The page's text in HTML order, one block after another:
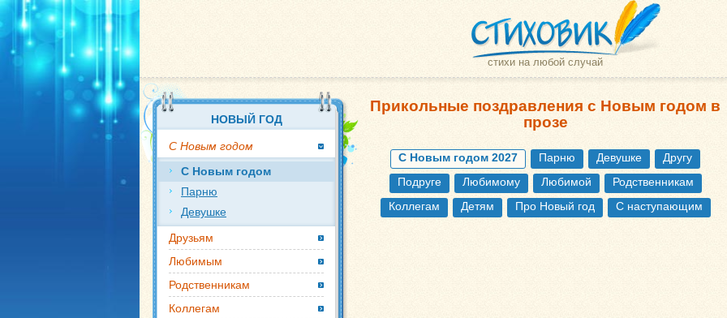
стихи на любой случай
Прикольные поздравления с Новым годом в
прозе
С Новым годом 2027 Парню Девушке
Другу
Подруге
Любимому Любимой
Родственникам
Коллегам
Детям Про Новый год С наступающим
НОВЫЙ ГОД
С Новым годом
С Новым годом
Парню
Девушке
Друзьям
Любимым
Родственникам
Коллегам